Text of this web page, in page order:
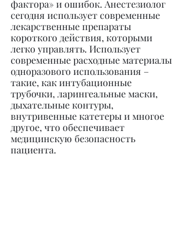
фактора» и ошибок. Анестезиолог
сегодня использует современные
лекарственные препараты
короткого действия, которыми
легко управлять. Использует
современные расходные материалы
одноразового использования –
такие, как интубационные
трубочки, ларингеальные маски,
дыхательные контуры,
внутривенные катетеры и многое
другое, что обеспечивает
медицинскую безопасность
пациента.